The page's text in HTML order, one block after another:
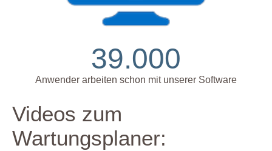
39.000
Anwender arbeiten schon mit unserer Software
Videos zum
Wartungsplaner: